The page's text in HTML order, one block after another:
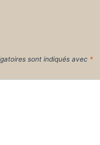
sont indiqués avec *